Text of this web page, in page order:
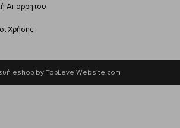
Απορρήτου
Χρήσης
eshop by TopLevelWebsite.com